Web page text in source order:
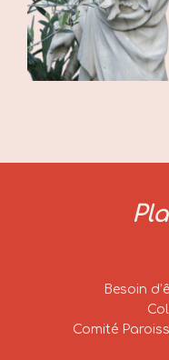
Besoin
Comité